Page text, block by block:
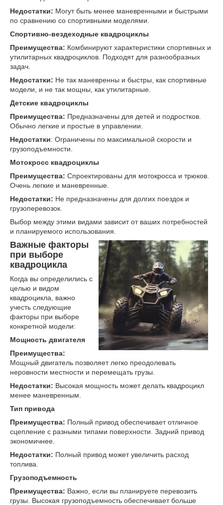
Недостатки: Могут быть менее маневренными и быстрыми
по сравнению со спортивными моделями.
Спортивно-вездеходные квадроциклы
Преимущества: Комбинируют характеристики спортивных и
утилитарных квадроциклов. Подходят для разнообразных
задач.
Недостатки: Не так маневренны и быстры, как спортивные
модели, и не так мощны, как утилитарные.
Детские квадроциклы
Преимущества: Предназначены для детей и подростков.
Обычно легкие и простые в управлении.
Недостатки: Ограничены по максимальной скорости и
грузоподъемности.
Мотокросс квадроциклы
Преимущества: Спроектированы для мотокросса и трюков.
Очень легкие и маневренные.
Недостатки: Не предназначены для долгих поездок и
грузоперевозок.
Выбор между этими видами зависит от ваших потребностей
и планируемого использования.
Важные факторы
при выборе
квадроцикла
Когда вы определились с
целью и видом
квадроцикла, важно
учесть следующие
факторы при выборе
конкретной модели:
Мощность двигателя
Преимущества:
Мощный двигатель позволяет легко преодолевать
неровности местности и перемещать грузы.
Недостатки: Высокая мощность может делать квадроцикл
менее маневренным.
Тип привода
Преимущества: Полный привод обеспечивает отличное
сцепление с разными типами поверхности. Задний привод
экономичнее.
Недостатки: Полный привод может увеличить расход
топлива.
Грузоподъемность
Преимущества: Важно, если вы планируете перевозить
грузы. Высокая грузоподъемность обеспечивает больше